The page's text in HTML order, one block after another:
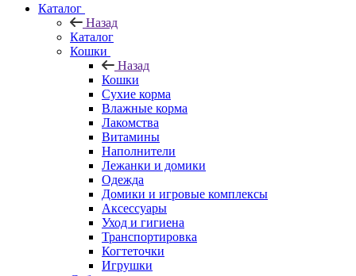
Каталог
Назад
Каталог
Кошки
Назад
Кошки
Сухие корма
Влажные корма
Лакомства
Витамины
Наполнители
Лежанки и домики
Одежда
Домики и игровые комплексы
Аксессуары
Уход и гигиена
Транспортировка
Когтеточки
Игрушки